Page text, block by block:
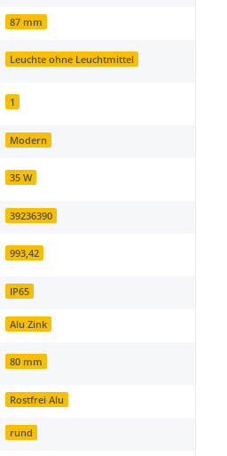
87 mm
Leuchte ohne Leuchtmittel
1
Modern
35 W
39236390
993,42
IP65
Alu Zink
80 mm
Rostfrei Alu
rund